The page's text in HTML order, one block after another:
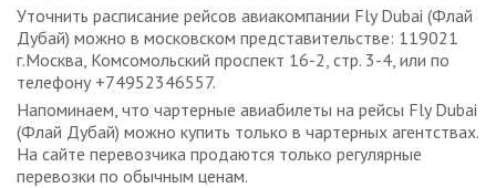
Уточнить расписание рейсов авиакомпании Fly Dubai (Флай
Дубай) можно в московском представительстве: 119021
г.Москва, Комсомольский проспект 16-2, стр. 3-4, или по
телефону +74952346557.
Напоминаем, что чартерные авиабилеты на рейсы Fly Dubai
(Флай Дубай) можно купить только в чартерных агентствах.
На сайте перевозчика продаются только регулярные
перевозки по обычным ценам.